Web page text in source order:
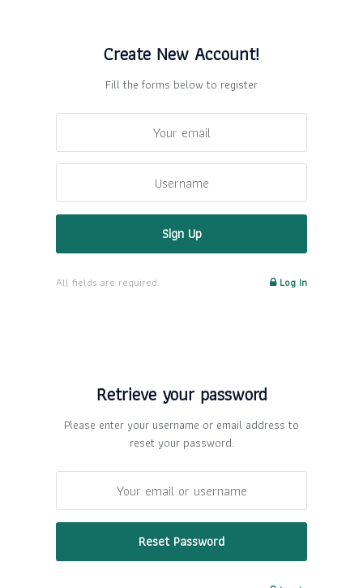
Create New Account!
Fill the forms below to register
All fields are required. Log In
Retrieve your password
Please enter your username or email address to
reset your password.